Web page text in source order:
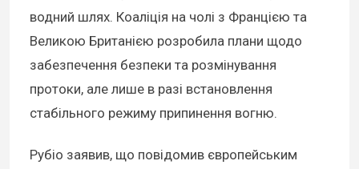
водний шлях. Коаліція на чолі з Францією та
Великою Британією розробила плани щодо
забезпечення безпеки та розмінування
протоки, але лише в разі встановлення
стабільного режиму припинення вогню.
Рубіо заявив, що повідомив європейським